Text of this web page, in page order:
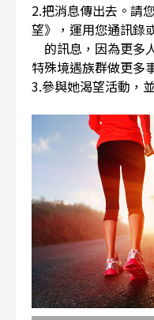
2.把消息傳出去。請
望》，運用您通訊錄
的訊息，因為更多
特殊境遇族群做更多
3.參與她渴望活動，